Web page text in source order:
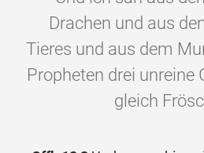
Drachen und aus
Tieres und aus dem
Propheten drei unreine
gleich